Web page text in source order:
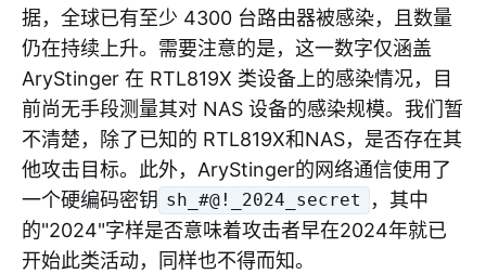
据，全球已有至少 4300 台路由器被感染，且数量
仍在持续上升。需要注意的是，这一数字仅涵盖
AryStinger 在 RTL819X 类设备上的感染情况，目
前尚无手段测量其对 NAS 设备的感染规模。我们暂
不清楚，除了已知的 RTL819X和NAS，是否存在其
他攻击目标。此外，AryStinger的网络通信使用了
一个硬编码密钥 sh_#@!_2024_secret
，其中
的"2024"字样是否意味着攻击者早在2024年就已
开始此类活动，同样也不得而知。